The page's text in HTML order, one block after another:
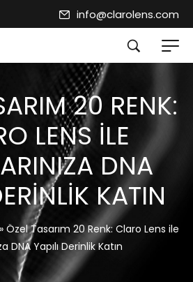
info@clarolens.com
20 RENK:
LENS ILE
DNA
KATIN
» Özel Tasarım 20 Renk: Claro Lens ile
DNA Yapılı Derinlik Katın